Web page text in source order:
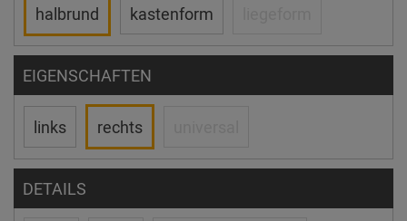
halbrund kastenform
EIGENSCHAFTEN
links rechts
DETAILS